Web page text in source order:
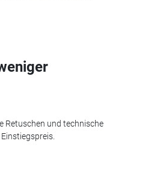
Retuschen und technische